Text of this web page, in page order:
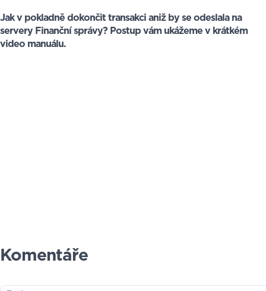
Jak v pokladně dokončit transakci aniž by se odeslala na
servery Finanční správy? Postup vám ukážeme v krátkém
video manuálu.
Komentáře